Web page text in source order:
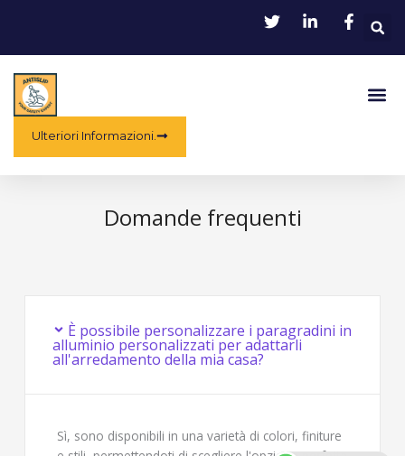
Ulteriori Informazioni.
Domande frequenti
È possibile personalizzare i paragradini in
alluminio personalizzati per adattarli
all'arredamento della mia casa?
Sì, sono disponibili in una varietà di colori, finiture